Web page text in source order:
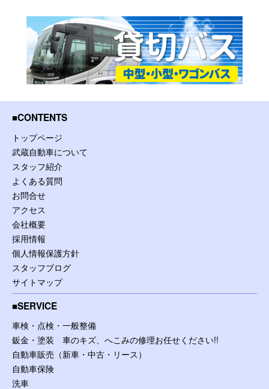
CONTENTS
トップページ
武蔵自動車について
スタッフ紹介
よくある質問
お問合せ
アクセス
会社概要
採用情報
個人情報保護方針
スタッフブログ
サイトマップ
SERVICE
車検・点検・一般整備
鈑金・塗装 車のキズ、へこみの修理お任せください!!
自動車販売（新車・中古・リース）
自動車保険
洗車